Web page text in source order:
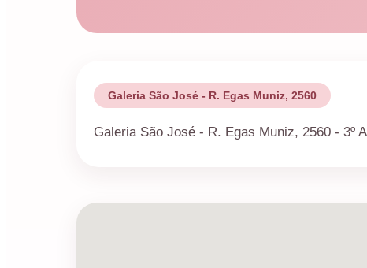
Galeria São José - R. Egas Muniz, 2560
Galeria São José - R. Egas Muniz, 2560 - 3º